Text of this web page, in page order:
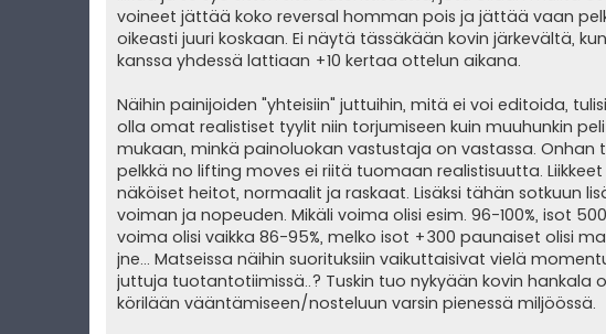
voineet jättää koko reversal homman pois ja jättää vaan
oikeasti juuri koskaan. Ei näytä tässäkään kovin järkevältä,
kanssa yhdessä lattiaan +10 kertaa ottelun aikana.
Näihin painijoiden "yhteisiin" juttuihin, mitä ei voi editoida,
olla omat realistiset tyylit niin torjumiseen kuin muuhunkin
mukaan, minkä painoluokan vastustaja on vastassa.
pelkkä no lifting moves ei riitä tuomaan realistisuutta.
näköiset heitot, normaalit ja raskaat. Lisäksi tähän sotkuun
voiman ja nopeuden. Mikäli voima olisi esim. 96-100%, isot
voima olisi vaikka 86-95%, melko isot +300 paunaiset olisi
jne... Matseissa näihin suorituksiin vaikuttaisivat vielä
juttuja tuotantotiimissä..? Tuskin tuo nykyään kovin hankala
körilään vääntämiseen/nosteluun varsin pienessä miljöössä.